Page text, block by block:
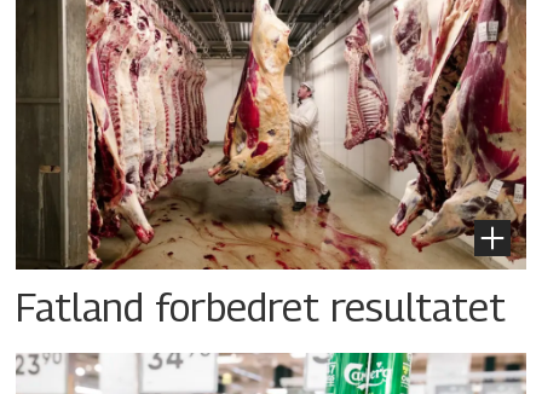
Fatland forbedret resultatet